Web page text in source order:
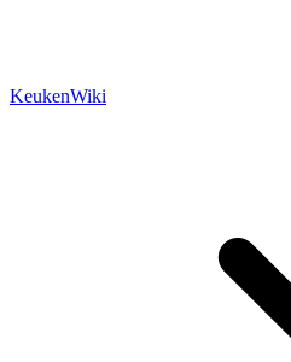
KeukenWiki